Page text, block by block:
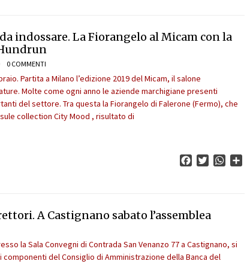
indossare. La Fiorangelo al Micam con la
0 COMMENTI
Partita a Milano l’edizione 2019 del Micam, il salone
Molte come ogni anno le aziende marchigiane presenti
del settore. Tra questa la Fiorangelo di Falerone (Fermo), che
collection City Mood , risultato di
FacebookTwitter
A Castignano sabato l’assemblea
la Sala Convegni di Contrada San Venanzo 77 a Castignano, si
del Consiglio di Amministrazione della Banca del